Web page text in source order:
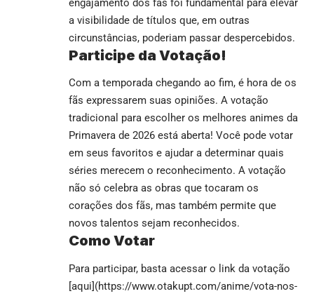
engajamento dos fãs foi fundamental para elevar
a visibilidade de títulos que, em outras
circunstâncias, poderiam passar despercebidos.
Participe da Votação!
Com a temporada chegando ao fim, é hora de os
fãs expressarem suas opiniões. A votação
tradicional para escolher os melhores animes da
Primavera de 2026 está aberta! Você pode votar
em seus favoritos e ajudar a determinar quais
séries merecem o reconhecimento. A votação
não só celebra as obras que tocaram os
corações dos fãs, mas também permite que
novos talentos sejam reconhecidos.
Como Votar
Para participar, basta acessar o link da votação
[aqui](https://www.otakupt.com/anime/vota-nos-